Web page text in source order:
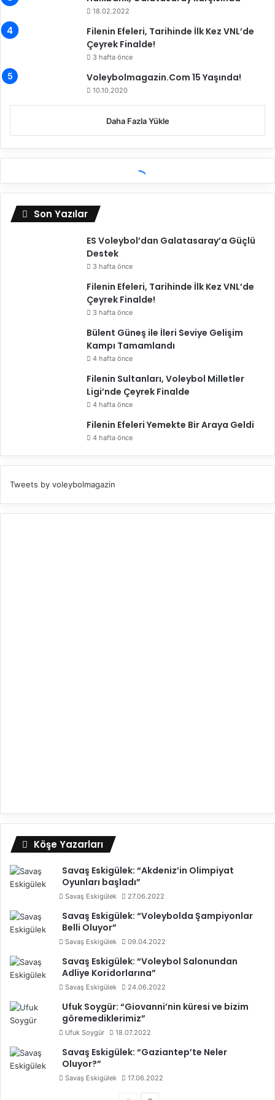
18.02.2022
Filenin Efeleri, Tarihinde İlk Kez VNL’de
Çeyrek Finalde!
3 hafta önce
Voleybolmagazin.Com 15 Yaşında!
10.10.2020
Daha Fazla Yükle
Son Yazılar
ES Voleybol’dan Galatasaray’a Güçlü
Destek
3 hafta önce
Filenin Efeleri, Tarihinde İlk Kez VNL’de
Çeyrek Finalde!
3 hafta önce
Bülent Güneş ile İleri Seviye Gelişim
Kampı Tamamlandı
4 hafta önce
Filenin Sultanları, Voleybol Milletler
Ligi’nde Çeyrek Finalde
4 hafta önce
Filenin Efeleri Yemekte Bir Araya Geldi
4 hafta önce
Tweets by voleybolmagazin
Köşe Yazarları
Savaş Eskigülek: “Akdeniz’in Olimpiyat
Oyunları başladı”
Savaş Eskigülek 27.06.2022
Savaş Eskigülek: “Voleybolda Şampiyonlar
Belli Oluyor”
Savaş Eskigülek 09.04.2022
Savaş Eskigülek: “Voleybol Salonundan
Adliye Koridorlarına”
Savaş Eskigülek 24.06.2022
Ufuk Soygür: “Giovanni’nin küresi ve bizim
göremediklerimiz”
Ufuk Soygür 18.07.2022
Savaş Eskigülek: “Gaziantep’te Neler
Oluyor?”
Savaş Eskigülek 17.06.2022